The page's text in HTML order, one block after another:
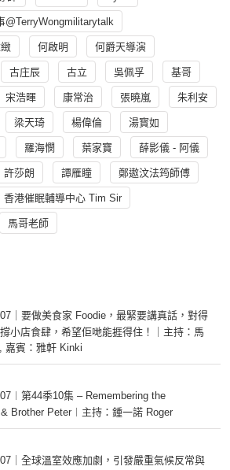
@TerryWongmilitarytalk
何啟明 何爵天導演
古庄辰 古立 吳佩孚 基哥
宋浩暉 康常治 張曉嵐 朱利安
梁天琦 楊偉倫 湯寳如
羅海憫 葉家寶 薛影儀 - 阿儀
許莎朗 譚雁瞳 鄭遨汶法筠師傅
香港催眠輔導中心 Tim Sir
馬哥老師
07｜要做美食家 Foodie，最緊要講真話，對得
小店食肆，希望佢哋能捱得住！｜主持：馬
嘉賓：雅軒 Kinki
第44季10集 – Remembering the
Brother Peter︱主持：鍾一諾 Roger
07｜全球溫室效應加劇，引發嚴重氣候反常與